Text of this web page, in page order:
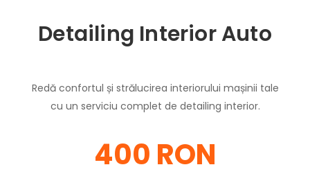
Detailing Interior Auto
Redă confortul și strălucirea interiorului mașinii tale
cu un serviciu complet de detailing interior.
400 RON